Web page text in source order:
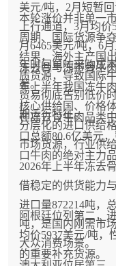
美元/吨，2月短暂
上行通道，3月均
月6465美元/吨，6
年时间单吨采购成
著。
本轮涨价并非单一
周期、国际货源争
结果，海外主产国
质货源，导致国际
贸易彻底告别低价
期运行特征。
冻去骨与冻带骨牛
年上半年我国冻牛
核心供给国、价格
分层化的进口供给
市场货源，行业供
在冻去骨牛肉品类
口总额80.6亿美元
口牛肉的绝对主力品
2026年上半年冻去
借稳定的供货能力
进口量872214吨，
吨，是国内刚需市
大众消费场景。
阿根廷位列第二，
均价5937美元/吨，
的重要补充货源。